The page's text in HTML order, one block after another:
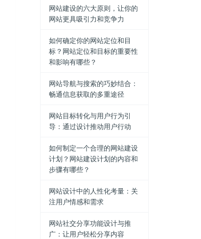
网站建设的六大原则，让你的
网站更具吸引力和竞争力
如何确定你的网站定位和目
标？网站定位和目标的重要性
和影响有哪些？
网站导航与搜索的巧妙结合：
畅通信息获取的多重途径
网站目标转化与用户行为引
导：通过设计推动用户行动
如何制定一个合理的网站建设
计划？网站建设计划的内容和
步骤有哪些？
网站设计中的人性化考量：关
注用户情感和需求
网站社交分享功能设计与推
广：让用户轻松分享内容